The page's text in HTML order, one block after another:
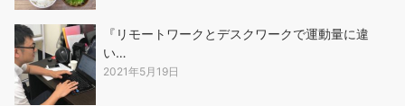
『リモートワークとデスクワークで運動量に違
い…
2021年5月19日